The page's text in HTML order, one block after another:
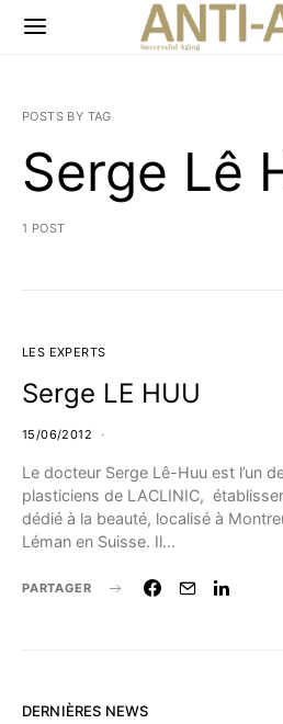
POSTS BY TAG
Serge Lê
1 POST
LES EXPERTS
Serge LE HUU
15/06/2012
Le docteur Serge Lê-Huu est l’un
plasticiens de LACLINIC,
dédié à la beauté, localisé à
Léman en Suisse. Il…
PARTAGER
DERNIÈRES NEWS